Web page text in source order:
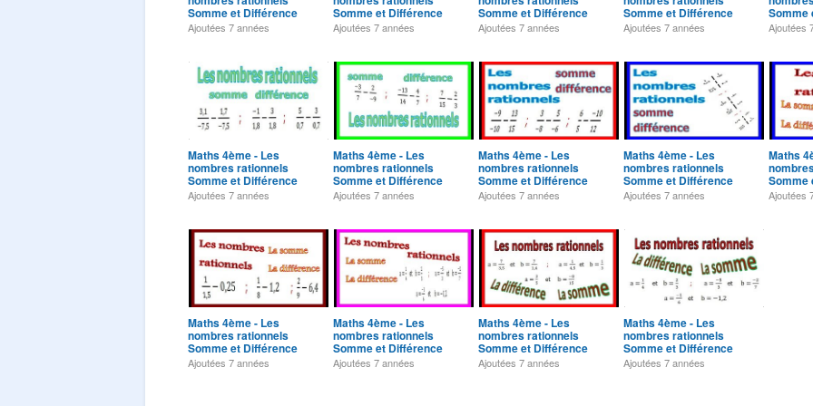
Somme et Différence
Exercice 11
Ajoutées 7 années
Somme et Différence
Exercice 12
Ajoutées 7 années
Somme et Différence
Exercice 13
Ajoutées 7 années
Somme et Différence
Exercice 14
Ajoutées 7 années
Somme
Ajoutées
Maths 4ème - Les
nombres rationnels
Somme et Différence
Exercice 16
Ajoutées 7 années
Maths 4ème - Les
nombres rationnels
Somme et Différence
Exercice 17
Ajoutées 7 années
Maths 4ème - Les
nombres rationnels
Somme et Différence
Exercice 18
Ajoutées 7 années
Maths 4ème - Les
nombres rationnels
Somme et Différence
Exercice 19
Ajoutées 7 années
Maths
Somme
Ajoutées
Maths 4ème - Les
nombres rationnels
Somme et Différence
Exercice 21
Ajoutées 7 années
Maths 4ème - Les
nombres rationnels
Somme et Différence
Exercice 22
Ajoutées 7 années
Maths 4ème - Les
nombres rationnels
Somme et Différence
Exercice 23
Ajoutées 7 années
Maths 4ème - Les
nombres rationnels
Somme et Différence
Exercice 24
Ajoutées 7 années